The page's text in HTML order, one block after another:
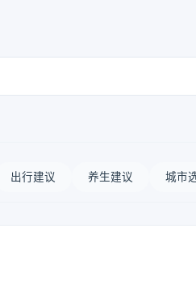
出行建议 养生建议 城市